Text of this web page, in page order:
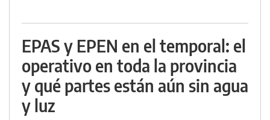
EPAS y EPEN en el temporal: el
operativo en toda la provincia
y qué partes están aún sin agua
y luz